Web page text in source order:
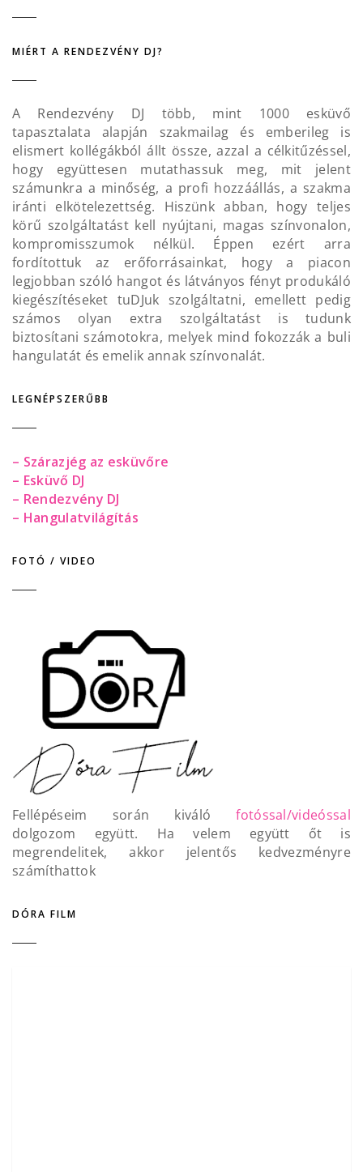
MIÉRT A RENDEZVÉNY DJ?
A Rendezvény DJ több, mint 1000 esküvő
tapasztalata alapján szakmailag és emberileg is
elismert kollégákból állt össze, azzal a célkitűzéssel,
hogy együttesen mutathassuk meg, mit jelent
számunkra a minőség, a profi hozzáállás, a szakma
iránti elkötelezettség. Hiszünk abban, hogy teljes
körű szolgáltatást kell nyújtani, magas színvonalon,
kompromisszumok nélkül. Éppen ezért arra
fordítottuk az erőforrásainkat, hogy a piacon
legjobban szóló hangot és látványos fényt produkáló
kiegészítéseket tuDJuk szolgáltatni, emellett pedig
számos olyan extra szolgáltatást is tudunk
biztosítani számotokra, melyek mind fokozzák a buli
hangulatát és emelik annak színvonalát.
LEGNÉPSZERŰBB
– Szárazjég az esküvőre
– Esküvő DJ
– Rendezvény DJ
– Hangulatvilágítás
FOTÓ / VIDEO
Fellépéseim során kiválófotóssal/videóssal
dolgozom együtt. Ha velem együtt őt is
megrendelitek, akkor jelentős kedvezményre
számíthattok
DÓRA FILM